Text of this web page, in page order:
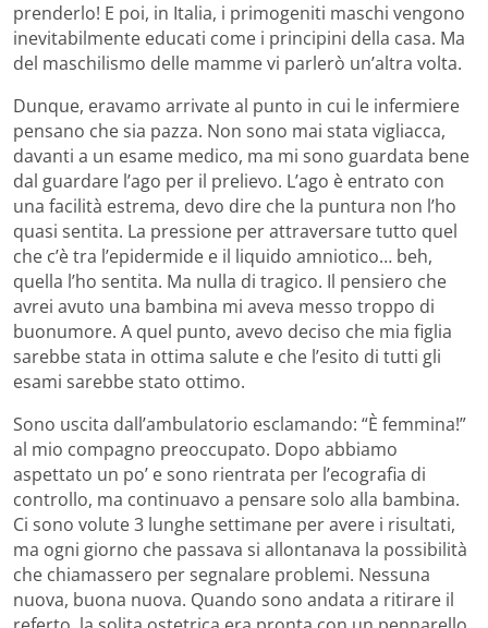
prenderlo! E poi, in Italia, i primogeniti maschi vengono
inevitabilmente educati come i principini della casa. Ma
del maschilismo delle mamme vi parlerò un’altra volta.
Dunque, eravamo arrivate al punto in cui le infermiere
pensano che sia pazza. Non sono mai stata vigliacca,
davanti a un esame medico, ma mi sono guardata bene
dal guardare l’ago per il prelievo. L’ago è entrato con
una facilità estrema, devo dire che la puntura non l’ho
quasi sentita. La pressione per attraversare tutto quel
che c’è tra l’epidermide e il liquido amniotico… beh,
quella l’ho sentita. Ma nulla di tragico. Il pensiero che
avrei avuto una bambina mi aveva messo troppo di
buonumore. A quel punto, avevo deciso che mia figlia
sarebbe stata in ottima salute e che l’esito di tutti gli
esami sarebbe stato ottimo.
Sono uscita dall’ambulatorio esclamando: “È femmina!”
al mio compagno preoccupato. Dopo abbiamo
aspettato un po’ e sono rientrata per l’ecografia di
controllo, ma continuavo a pensare solo alla bambina.
Ci sono volute 3 lunghe settimane per avere i risultati,
ma ogni giorno che passava si allontanava la possibilità
che chiamassero per segnalare problemi. Nessuna
nuova, buona nuova. Quando sono andata a ritirare il